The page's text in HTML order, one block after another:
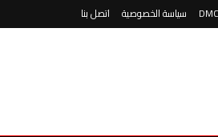
سياسة الخصوصية اتصل بنا